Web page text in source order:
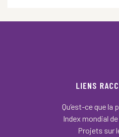
LIENS
Qu’est-ce que la
Index mondial
Projets sur